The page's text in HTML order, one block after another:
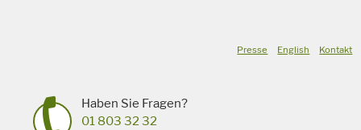
Presse English Kontakt
Haben Sie Fragen?
01 803 32 32